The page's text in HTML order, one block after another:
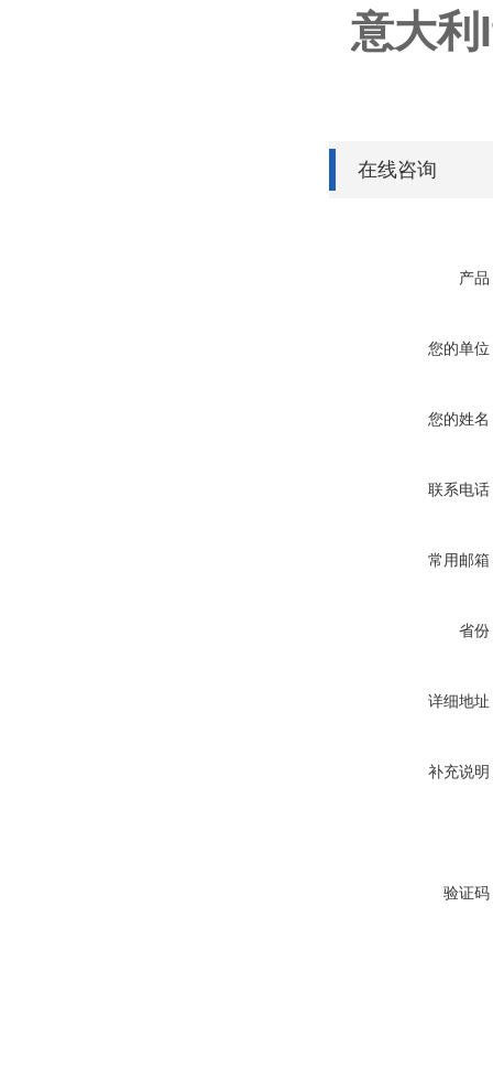
意大
在线咨询
产品
您的单位
您的姓名
联系电话
常用邮箱
省份
详细地址
补充说明
验证码